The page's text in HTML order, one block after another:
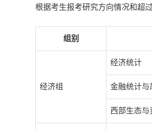
根据考生报考研究方向情况和超
组别
经济组
经济统计
金融统计与
西部生态与